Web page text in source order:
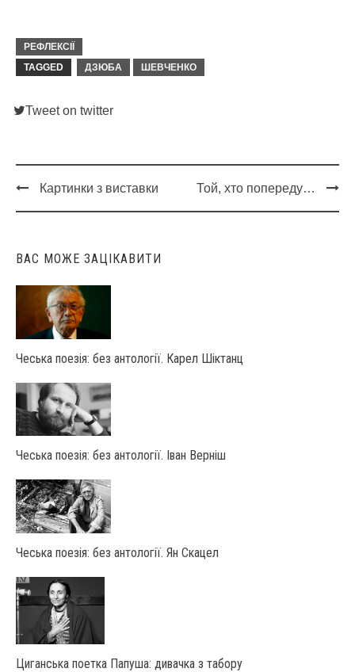
РЕФЛЕКСІЇ
TAGGED
ДЗЮБА ШЕВЧЕНКО
Tweet on twitter
Post
Картинки з виставки Той, хто попереду…
ВАС МОЖЕ ЗАЦІКАВИТИ
Чеська поезія: без антології. Карел Шіктанц
Чеська поезія: без антології. Іван Верніш
Чеська поезія: без антології. Ян Скацел
Циганська поетка Папуша: дивачка з табору